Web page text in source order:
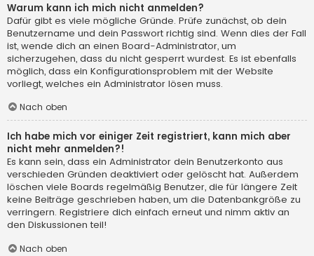
Warum kann ich mich nicht anmelden?
Dafür gibt es viele mögliche Gründe. Prüfe zunächst, ob dein
Benutzername und dein Passwort richtig sind. Wenn dies der Fall
ist, wende dich an einen Board-Administrator, um
sicherzugehen, dass du nicht gesperrt wurdest. Es ist ebenfalls
möglich, dass ein Konfigurationsproblem mit der Website
vorliegt, welches ein Administrator lösen muss.
Nach oben
Ich habe mich vor einiger Zeit registriert, kann mich aber
nicht mehr anmelden?!
Es kann sein, dass ein Administrator dein Benutzerkonto aus
verschieden Gründen deaktiviert oder gelöscht hat. Außerdem
löschen viele Boards regelmäßig Benutzer, die für längere Zeit
keine Beiträge geschrieben haben, um die Datenbankgröße zu
verringern. Registriere dich einfach erneut und nimm aktiv an
den Diskussionen teil!
Nach oben